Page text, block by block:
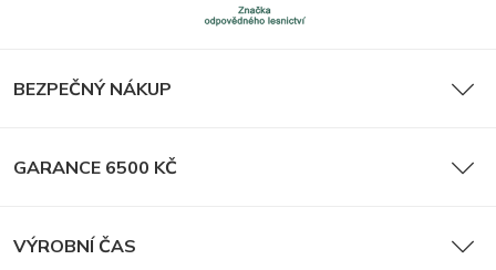
BEZPEČNÝ NÁKUP
GARANCE 6500 KČ
VÝROBNÍ ČAS